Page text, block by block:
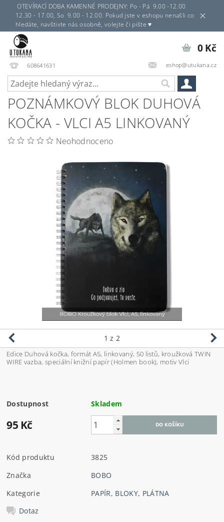
OTEVÍRACÍ DOBA KAMENNÉ PRODEJNY: Po - Pá 9.00 -12.00
12.30 - 17.00, So 9.00 - 12.00. Pokud jste v eshopu nenašli co
hledáte, navštivte nás osobně, volejte či pište ♥
608641631 eshop@utukana.cz
0 Kč
POZNÁMKOVÝ BLOK DUHOVÁ
KOČKA - VLCI A5 LINKOVANÝ
Neohodnoceno
1 z 2
Edice Duhová kočka, formát A5, linkovaný, 50 listů, kroužková TWIN
WIRE vazba, speciální knižní papír (Holmen book), motivVlci
Dostupnost Skladem
95 Kč
Kód produktu
3825
Značka
BOBO
Kategorie
PAPÍR, BLOKY, PLÁTNA
Dotaz